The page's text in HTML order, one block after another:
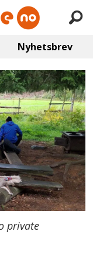
Nyhetsbrev
private